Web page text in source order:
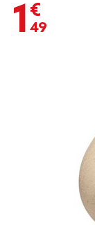
1,49 €